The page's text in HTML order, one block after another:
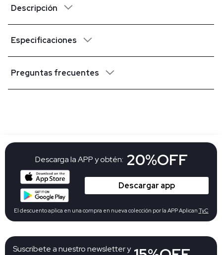
Descripción
Especificaciones
Preguntas frecuentes
Suscribete a nuestro newsletter y
Descarga la APP y obtén: 20%OFF
Descargar app
El descuento aplica en una compra en nueva colección por la APP Aplican TyC